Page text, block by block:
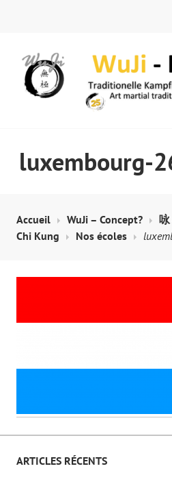
luxembourg-
Accueil WuJi – Concept?
咏
Chi Kung
Nos écoles
ARTICLES RÉCENTS